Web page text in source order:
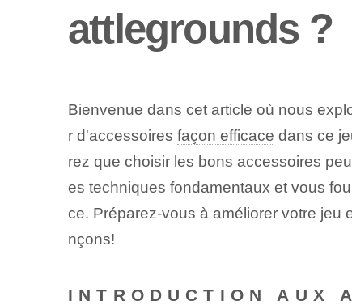
attlegrounds ?
Bienvenue dans cet article où nous
r d'accessoires façon efficace dans ce
rez que choisir les bons accessoires
es techniques fondamentaux et vous
ce. Préparez-vous à améliorer votre jeu
nçons!
INTRODUCTION AUX